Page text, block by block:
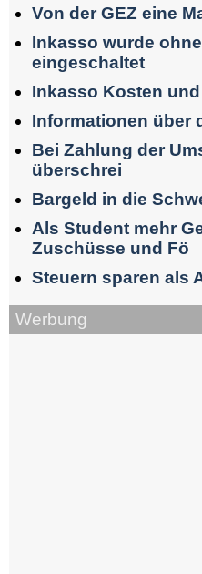
Von der GEZ eine
Inkasso wurde
eingeschaltet
Inkasso Kosten
Informationen über
Bei Zahlung der
überschrei
Bargeld in die
Als Student mehr
Zuschüsse und Fö
Steuern sparen als
Werbung